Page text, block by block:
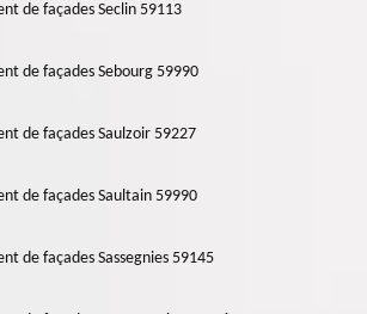
de façades Seclin 59113
de façades Sebourg 59990
de façades Saulzoir 59227
de façades Saultain 59990
de façades Sassegnies 59145